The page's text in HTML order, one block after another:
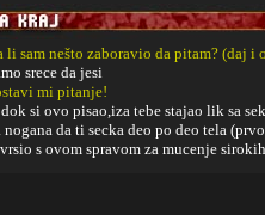
li sam nešto zaboravio da pitam? (daj i
srece da jesi
mi pitanje!
si ovo pisao,iza tebe stajao lik sa
nogana da ti secka deo po deo tela
s ovom spravom za mucenje